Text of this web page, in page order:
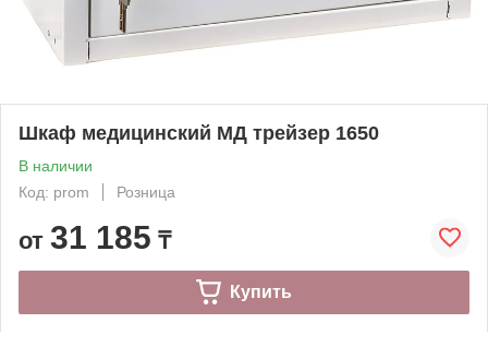
Шкаф медицинский МД трейзер 1650
В наличии
Код: prom
Розница
от 31 185 ₸
Купить